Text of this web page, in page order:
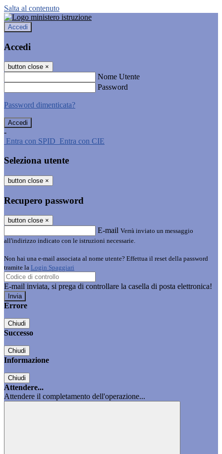
Salta al contenuto
Accedi
Accedi
button close ×
Nome Utente
Password
Password dimenticata?
-
Entra con SPID Entra con CIE
Seleziona utente
button close ×
Recupero password
button close ×
E-mail Verrà inviato un messaggio
all'indirizzo indicato con le istruzioni necessarie.
Non hai una e-mail associata al nome utente? Effettua il reset della password
tramite la Login Spaggiari
E-mail inviata, si prega di controllare la casella di posta elettronica!
Errore
Chiudi
Successo
Chiudi
Informazione
Chiudi
Attendere...
Attendere il completamento dell'operazione...